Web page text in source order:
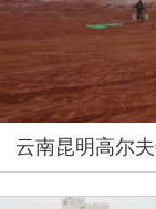
云南昆明高尔